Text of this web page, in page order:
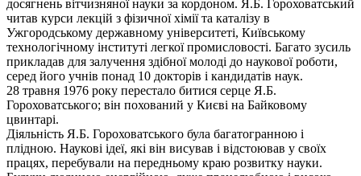
досягнень вітчизняної науки за кордоном. Я.Б. Гороховатський
читав курси лекцій з фізичної хімії та каталізу в
Ужгородському державному університеті, Київському
технологічному інституті легкої промисловості. Багато зусиль
прикладав для залучення здібної молоді до наукової роботи,
серед його учнів понад 10 докторів і кандидатів наук.
28 травня 1976 року перестало битися серце Я.Б.
Гороховатського; він похований у Києві на Байковому
цвинтарі.
Діяльність Я.Б. Гороховатського була багатогранною і
плідною. Наукові ідеї, які він висував і відстоював у своїх
працях, перебували на передньому краю розвитку науки.